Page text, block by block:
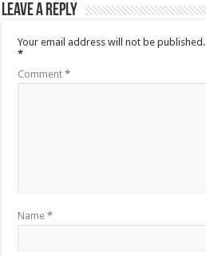
Leave a Reply
Your email address will not be published.
*
Comment*
Name*